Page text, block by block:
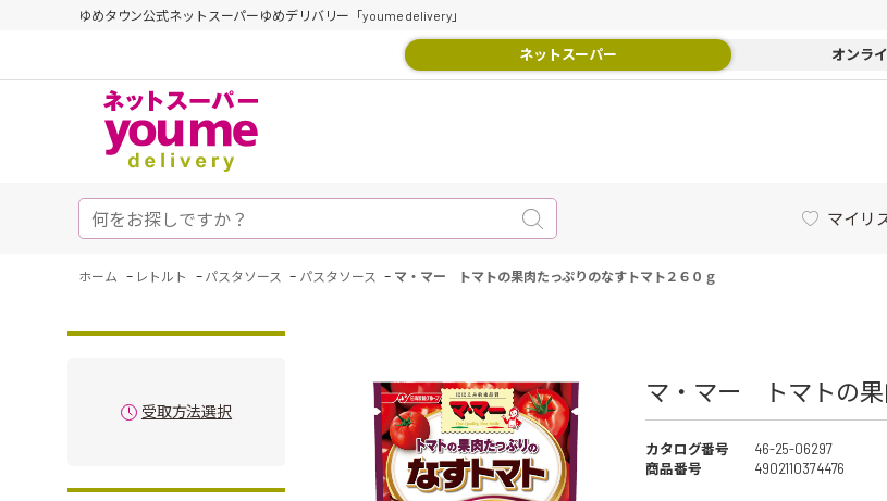
ゆめタウン公式ネットスーパーゆめデリバリー「youme delivery」
ネットスーパー オンラ
マイリ
ホーム - レトルト - パスタソース - パスタソース - マ・マー トマトの果肉たっぷりのなすトマト２６０ｇ
受取方法選択
マ・マー トマトの果
カタログ番号
46-25-06297
商品番号
4902110374476